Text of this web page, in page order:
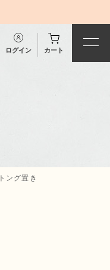
ログイン カート
トング置き